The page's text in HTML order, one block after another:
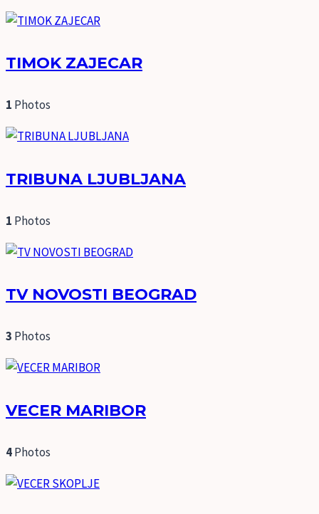
TIMOK ZAJECAR
1 Photos
TRIBUNA LJUBLJANA
1 Photos
TV NOVOSTI BEOGRAD
3 Photos
VECER MARIBOR
4Photos